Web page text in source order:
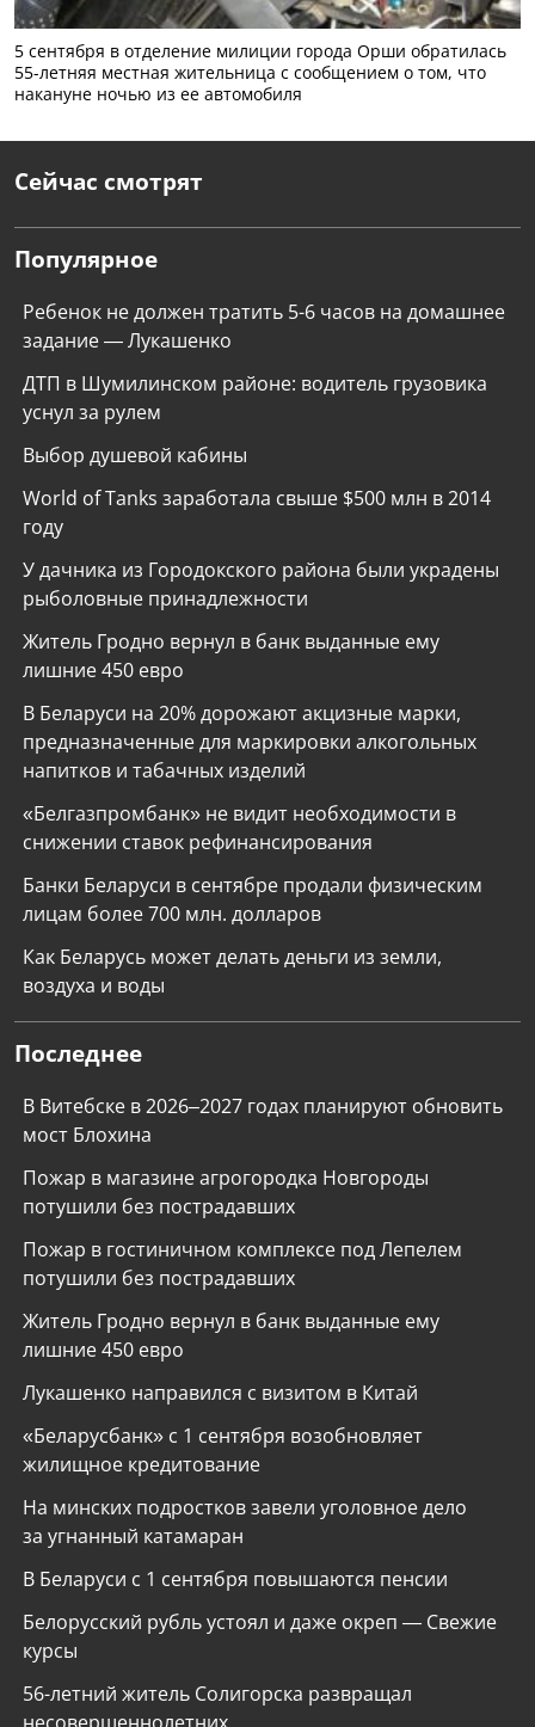
5 сентября в отделение милиции города Орши обратилась
55-летняя местная жительница с сообщением о том, что
накануне ночью из ее автомобиля
Сейчас смотрят
Популярное
Ребенок не должен тратить 5-6 часов на домашнее
задание — Лукашенко
ДТП в Шумилинском районе: водитель грузовика
уснул за рулем
Выбор душевой кабины
World of Tanks заработала свыше $500 млн в 2014
году
У дачника из Городокского района были украдены
рыболовные принадлежности
Житель Гродно вернул в банк выданные ему
лишние 450 евро
В Беларуси на 20% дорожают акцизные марки,
предназначенные для маркировки алкогольных
напитков и табачных изделий
«Белгазпромбанк» не видит необходимости в
снижении ставок рефинансирования
Банки Беларуси в сентябре продали физическим
лицам более 700 млн. долларов
Как Беларусь может делать деньги из земли,
воздуха и воды
Последнее
В Витебске в 2026–2027 годах планируют обновить
мост Блохина
Пожар в магазине агрогородка Новгороды
потушили без пострадавших
Пожар в гостиничном комплексе под Лепелем
потушили без пострадавших
Житель Гродно вернул в банк выданные ему
лишние 450 евро
Лукашенко направился с визитом в Китай
«Беларусбанк» с 1 сентября возобновляет
жилищное кредитование
На минских подростков завели уголовное дело
за угнанный катамаран
В Беларуси с 1 сентября повышаются пенсии
Белорусский рубль устоял и даже окреп — Свежие
курсы
56-летний житель Солигорска развращал